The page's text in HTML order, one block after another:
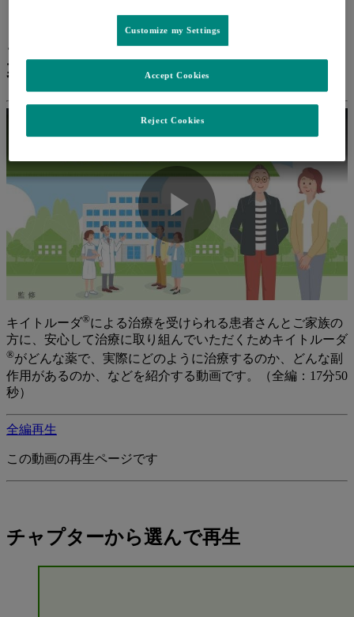
キイトルーダ 治療解説動画（全編／字
幕）
キイトルーダ®治療解説動画（全編／字幕）
Play
Video
キイトルーダ®による治療を受けられる患者さんとご家族の
方に、安心して治療に取り組んでいただくためキイトルーダ
®がどんな薬で、実際にどのように治療するのか、どんな副
作用があるのか、などを紹介する動画です。（全編：17分50
秒）
全編再生
この動画の再生ページです
チャプターから選んで再生
Customize my Settings
Reject Cookies
Accept Cookies